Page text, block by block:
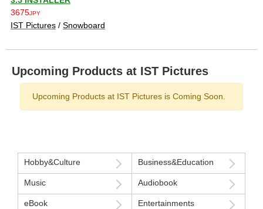
3675JPY
IST Pictures / Snowboard
Upcoming Products at IST Pictures
Upcoming Products at IST Pictures is Coming Soon.
Hobby&Culture Business&Education
Music Audiobook
eBook Entertainments